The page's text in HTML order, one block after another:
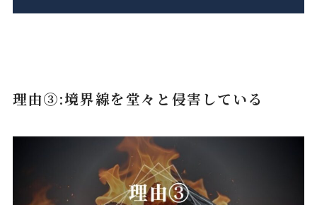
理由③:境界線を堂々と侵害している